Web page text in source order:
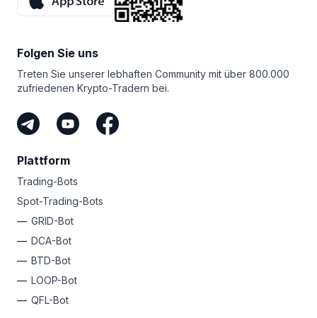
gewinnen können. Mit jeder neuen Empfehlung erhöht
sich der Preispool, und die 25 besten Partner erhalten
zusätzliche Motivation?
Sie müssen nicht einmal selbst handeln, um mit Bitsgap
Geld zu verdienen. Solange Sie Leute haben, mit denen
Sie Ihren einzigartigen Link teilen können, können Sie
als Bitsgap-Partner einfach damit Geld verdienen. Dabei
handelt es sich um den einfachsten Weg, Krypto
zu verdienen, ohne Ihr eigenes Geld zu riskieren.
Folgen Sie uns
Treten Sie unserer lebhaften Community mit über 800.000
zufriedenen Krypto-Tradern bei.
Plattform
Trading-Bots
Spot-Trading-Bots
GRID-Bot
DCA-Bot
BTD-Bot
LOOP-Bot
QFL-Bot